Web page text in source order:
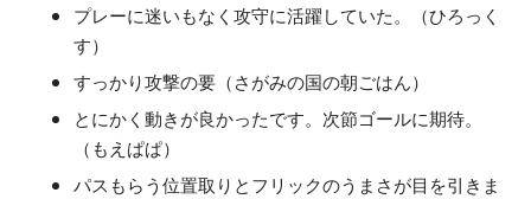
プレーに迷いもなく攻守に活躍していた。（ひろっく
す）
すっかり攻撃の要（さがみの国の朝ごはん）
とにかく動きが良かったです。次節ゴールに期待。
（もえぱぱ）
パスもらう位置取りとフリックのうまさが目を引きま